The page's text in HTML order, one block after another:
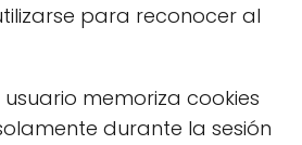
para reconocer al
memoriza cookies
durante la sesión